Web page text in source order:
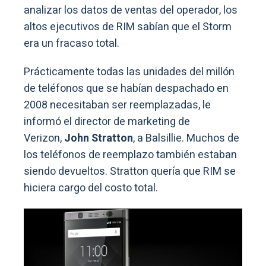
analizar los datos de ventas del operador, los
altos ejecutivos de RIM sabían que el Storm
era un fracaso total.
Prácticamente todas las unidades del millón
de teléfonos que se habían despachado en
2008 necesitaban ser reemplazadas, le
informó el director de marketing de
Verizon,John Stratton, a Balsillie. Muchos de
los teléfonos de reemplazo también estaban
siendo devueltos. Stratton quería que RIM se
hiciera cargo del costo total.